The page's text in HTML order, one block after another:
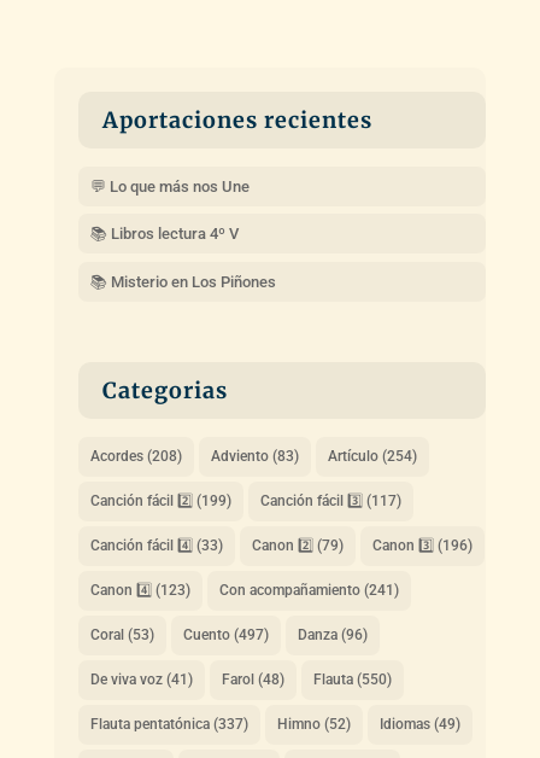
Aportaciones recientes
💬 Lo que más nos Une
📚 Libros lectura 4º V
📚 Misterio en Los Piñones
Categorias
Acordes(208) Adviento(83) Artículo(254)
Canción fácil 2️⃣ (199) Canción fácil 3️⃣ (117)
Canción fácil 4️⃣ (33) Canon 2️⃣ (79) Canon 3️⃣ (196)
Canon 4️⃣ (123) Con acompañamiento(241)
Coral(53) Cuento(497) Danza(96)
De viva voz(41) Farol(48) Flauta(550)
Flauta pentatónica(337) Himno(52) Idiomas(49)